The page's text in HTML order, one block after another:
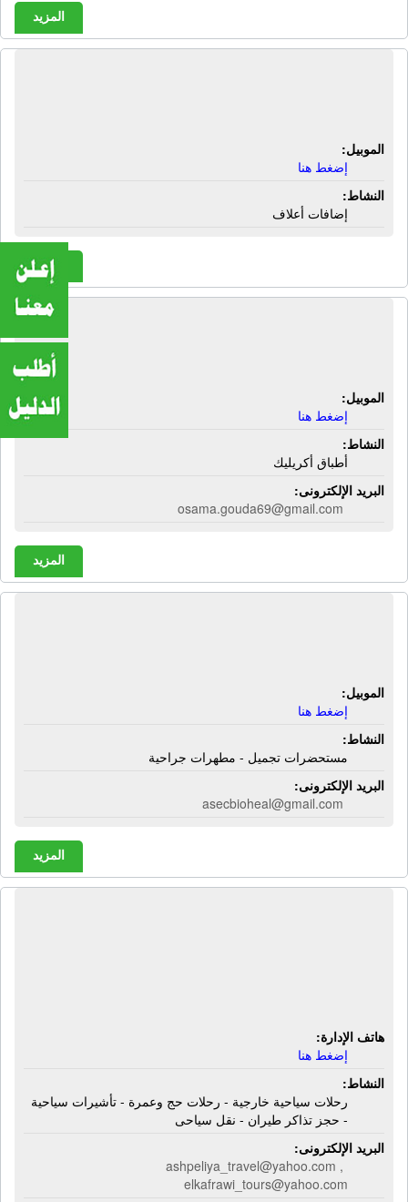
المزيد
الموبيل:
إضغط هنا
النشاط:
إضافات أعلاف
المزيد
شركة أسامة جودة لمستلزمات الفنادق
الموبيل:
إضغط هنا
النشاط:
أطباق أكريليك
البريد الإلكترونى:
osama.gouda69@gmail.com
المزيد
الموبيل:
إضغط هنا
النشاط:
مستحضرات تجميل - مطهرات جراحية
البريد الإلكترونى:
asecbioheal@gmail.com
المزيد
هاتف الإدارة:
إضغط هنا
النشاط:
رحلات سياحية خارجية - رحلات حج وعمرة - تأشيرات سياحية
- حجز تذاكر طيران - نقل سياحى
البريد الإلكترونى:
ashpeliya_travel@yahoo.com ,
elkafrawi_tours@yahoo.com